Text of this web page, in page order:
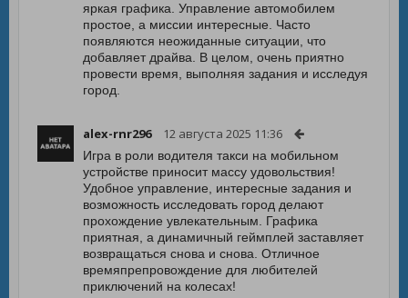
яркая графика. Управление автомобилем
простое, а миссии интересные. Часто
появляются неожиданные ситуации, что
добавляет драйва. В целом, очень приятно
провести время, выполняя задания и исследуя
город.
alex-rnr296 12 августа 2025 11:36
Игра в роли водителя такси на мобильном
устройстве приносит массу удовольствия!
Удобное управление, интересные задания и
возможность исследовать город делают
прохождение увлекательным. Графика
приятная, а динамичный геймплей заставляет
возвращаться снова и снова. Отличное
времяпрепровождение для любителей
приключений на колесах!